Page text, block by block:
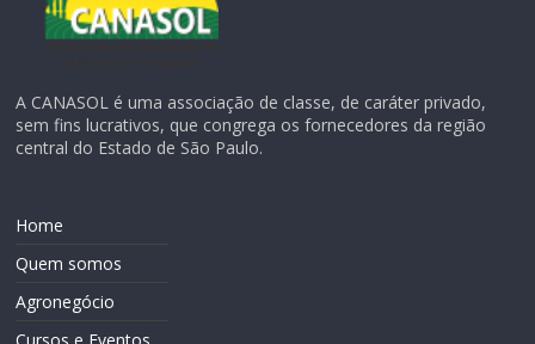
A CANASOL é uma associação de classe, de caráter privado,
sem fins lucrativos, que congrega os fornecedores da região
central do Estado de São Paulo.
Home
Quem somos
Agronegócio